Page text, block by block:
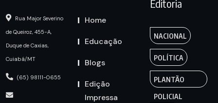
Rua Major Severino
de Queiroz, 455-A,
Duque de Caxias,
Cuiabá/MT
(65) 98111-0655
Home
Educação
Blogs
Edição
Impressa
Editoria
NACIONAL
POLÍTICA
PLANTÃO
POLICIAL